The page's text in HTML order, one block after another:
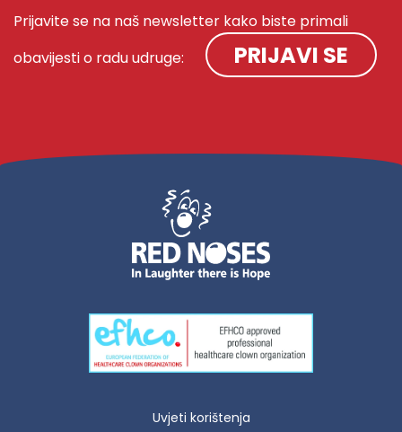
Prijavite se na naš newsletter kako biste primali
obavijesti o radu udruge:
PRIJAVI SE
Uvjeti korištenja